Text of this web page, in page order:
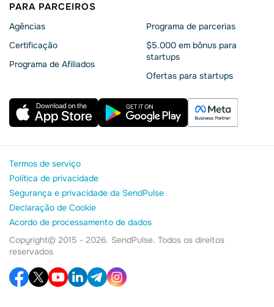
PARA PARCEIROS
Agências
Сertificação
Programa de Afiliados
Programa de parcerias
$5.000 em bônus para
startups
Ofertas para startups
Termos de serviço
Política de privacidade
Segurança e privacidade da SendPulse
Declaração de Cookie
Acordo de processamento de dados
Copyright© 2015 - 2026. SendPulse. Todos os direitos
reservados